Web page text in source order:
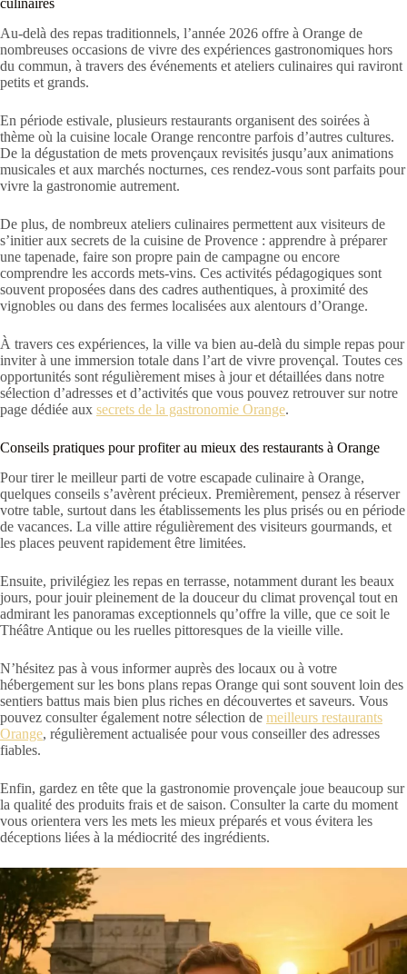
culinaires
Au-delà des repas traditionnels, l’année 2026 offre à Orange de
nombreuses occasions de vivre des expériences gastronomiques hors
du commun, à travers des événements et ateliers culinaires qui raviront
petits et grands.
En période estivale, plusieurs restaurants organisent des soirées à
thème où la cuisine locale Orange rencontre parfois d’autres cultures.
De la dégustation de mets provençaux revisités jusqu’aux animations
musicales et aux marchés nocturnes, ces rendez-vous sont parfaits pour
vivre la gastronomie autrement.
De plus, de nombreux ateliers culinaires permettent aux visiteurs de
s’initier aux secrets de la cuisine de Provence : apprendre à préparer
une tapenade, faire son propre pain de campagne ou encore
comprendre les accords mets-vins. Ces activités pédagogiques sont
souvent proposées dans des cadres authentiques, à proximité des
vignobles ou dans des fermes localisées aux alentours d’Orange.
À travers ces expériences, la ville va bien au-delà du simple repas pour
inviter à une immersion totale dans l’art de vivre provençal. Toutes ces
opportunités sont régulièrement mises à jour et détaillées dans notre
sélection d’adresses et d’activités que vous pouvez retrouver sur notre
page dédiée aux secrets de la gastronomie Orange.
Conseils pratiques pour profiter au mieux des restaurants à Orange
Pour tirer le meilleur parti de votre escapade culinaire à Orange,
quelques conseils s’avèrent précieux. Premièrement, pensez à réserver
votre table, surtout dans les établissements les plus prisés ou en période
de vacances. La ville attire régulièrement des visiteurs gourmands, et
les places peuvent rapidement être limitées.
Ensuite, privilégiez les repas en terrasse, notamment durant les beaux
jours, pour jouir pleinement de la douceur du climat provençal tout en
admirant les panoramas exceptionnels qu’offre la ville, que ce soit le
Théâtre Antique ou les ruelles pittoresques de la vieille ville.
N’hésitez pas à vous informer auprès des locaux ou à votre
hébergement sur les bons plans repas Orange qui sont souvent loin des
sentiers battus mais bien plus riches en découvertes et saveurs. Vous
pouvez consulter également notre sélection de meilleurs restaurants
Orange, régulièrement actualisée pour vous conseiller des adresses
fiables.
Enfin, gardez en tête que la gastronomie provençale joue beaucoup sur
la qualité des produits frais et de saison. Consulter la carte du moment
vous orientera vers les mets les mieux préparés et vous évitera les
déceptions liées à la médiocrité des ingrédients.